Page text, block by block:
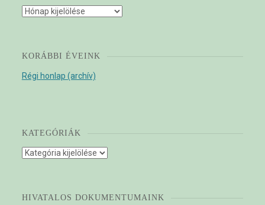
Archívum
KORÁBBI ÉVEINK
Régi honlap (archív)
KATEGÓRIÁK
Kategóriák
HIVATALOS DOKUMENTUMAINK